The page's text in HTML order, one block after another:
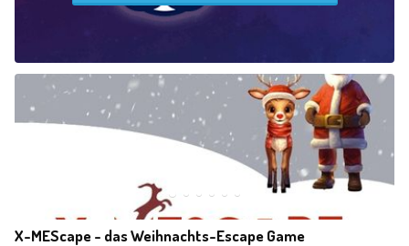
X-MEScape - das Weihnachts-Escape Game